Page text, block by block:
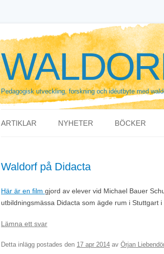
innehåll
Pedagogisk utveckling, forskning och idéutbyte med
ARTIKLAR NYHETER BÖCKER
Waldorf på Didacta
Här är en film gjord av elever vid Michael Bauer
utbildningsmässa Didacta som ägde rum i Stuttgart i
Lämna ett svar
Detta inlägg postades den 17 apr 2014 av Örjan